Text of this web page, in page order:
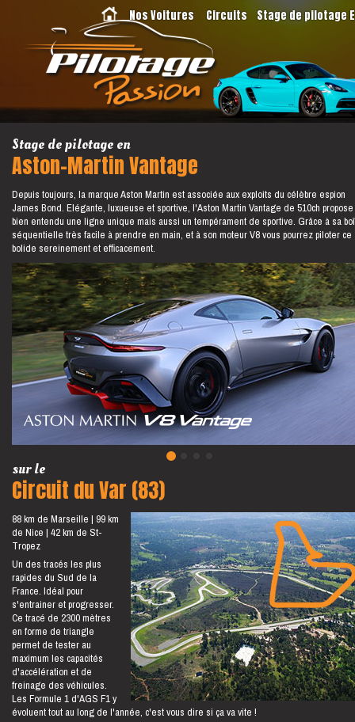
Nos Voitures Circuits Stage de pilotage
Stage de pilotage en
Aston-Martin Vantage
Depuis toujours, la marque Aston Martin est associée aux exploits du célèbre espion
James Bond. Elégante, luxueuse et sportive, l'Aston Martin Vantage de 510ch propose
bien entendu une ligne unique mais aussi un tempérament de sportive. Grâce à sa
séquentielle très facile à prendre en main, et à son moteur V8 vous pourrez piloter ce
bolide sereinement et efficacement.
sur le
Circuit du Var (83)
88 km de Marseille 99 km
de Nice 42 km de St-
Tropez
Un des tracés les plus
rapides du Sud de la
France. Idéal pour
s'entrainer et progresser.
Ce tracé de 2300 mètres
en forme de triangle
permet de tester au
maximum les capacités
d'accélération et de
freinage des véhicules.
Les Formule 1 d'AGS F1 y
évoluent tout au long de l'année, c'est vous dire si ça va vite !